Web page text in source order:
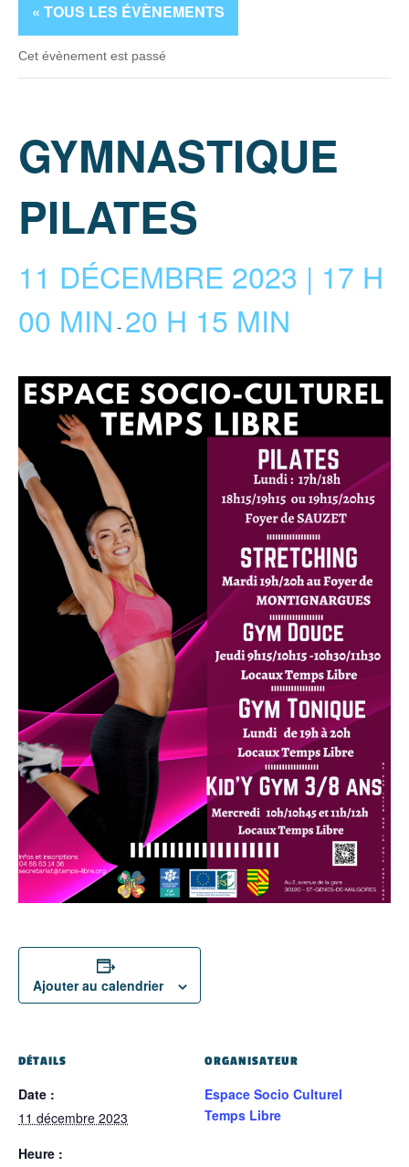
« TOUS LES ÉVÈNEMENTS
Cet évènement est passé
GYMNASTIQUE
PILATES
11 DÉCEMBRE 2023 | 17 H
00 MIN - 20 H 15 MIN
Ajouter au calendrier
DÉTAILS
Date :
11 décembre 2023
Heure :
ORGANISATEUR
Espace Socio Culturel
Temps Libre